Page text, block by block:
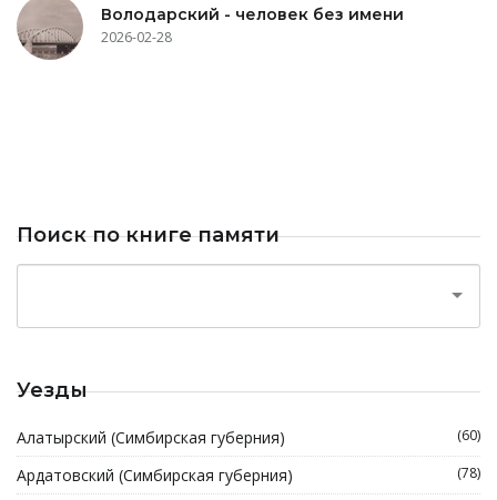
Володарский - человек без имени
2026-02-28
Поиск по книге памяти
Уезды
Алатырский (Симбирская губерния) (60)
Ардатовский (Симбирская губерния) (78)